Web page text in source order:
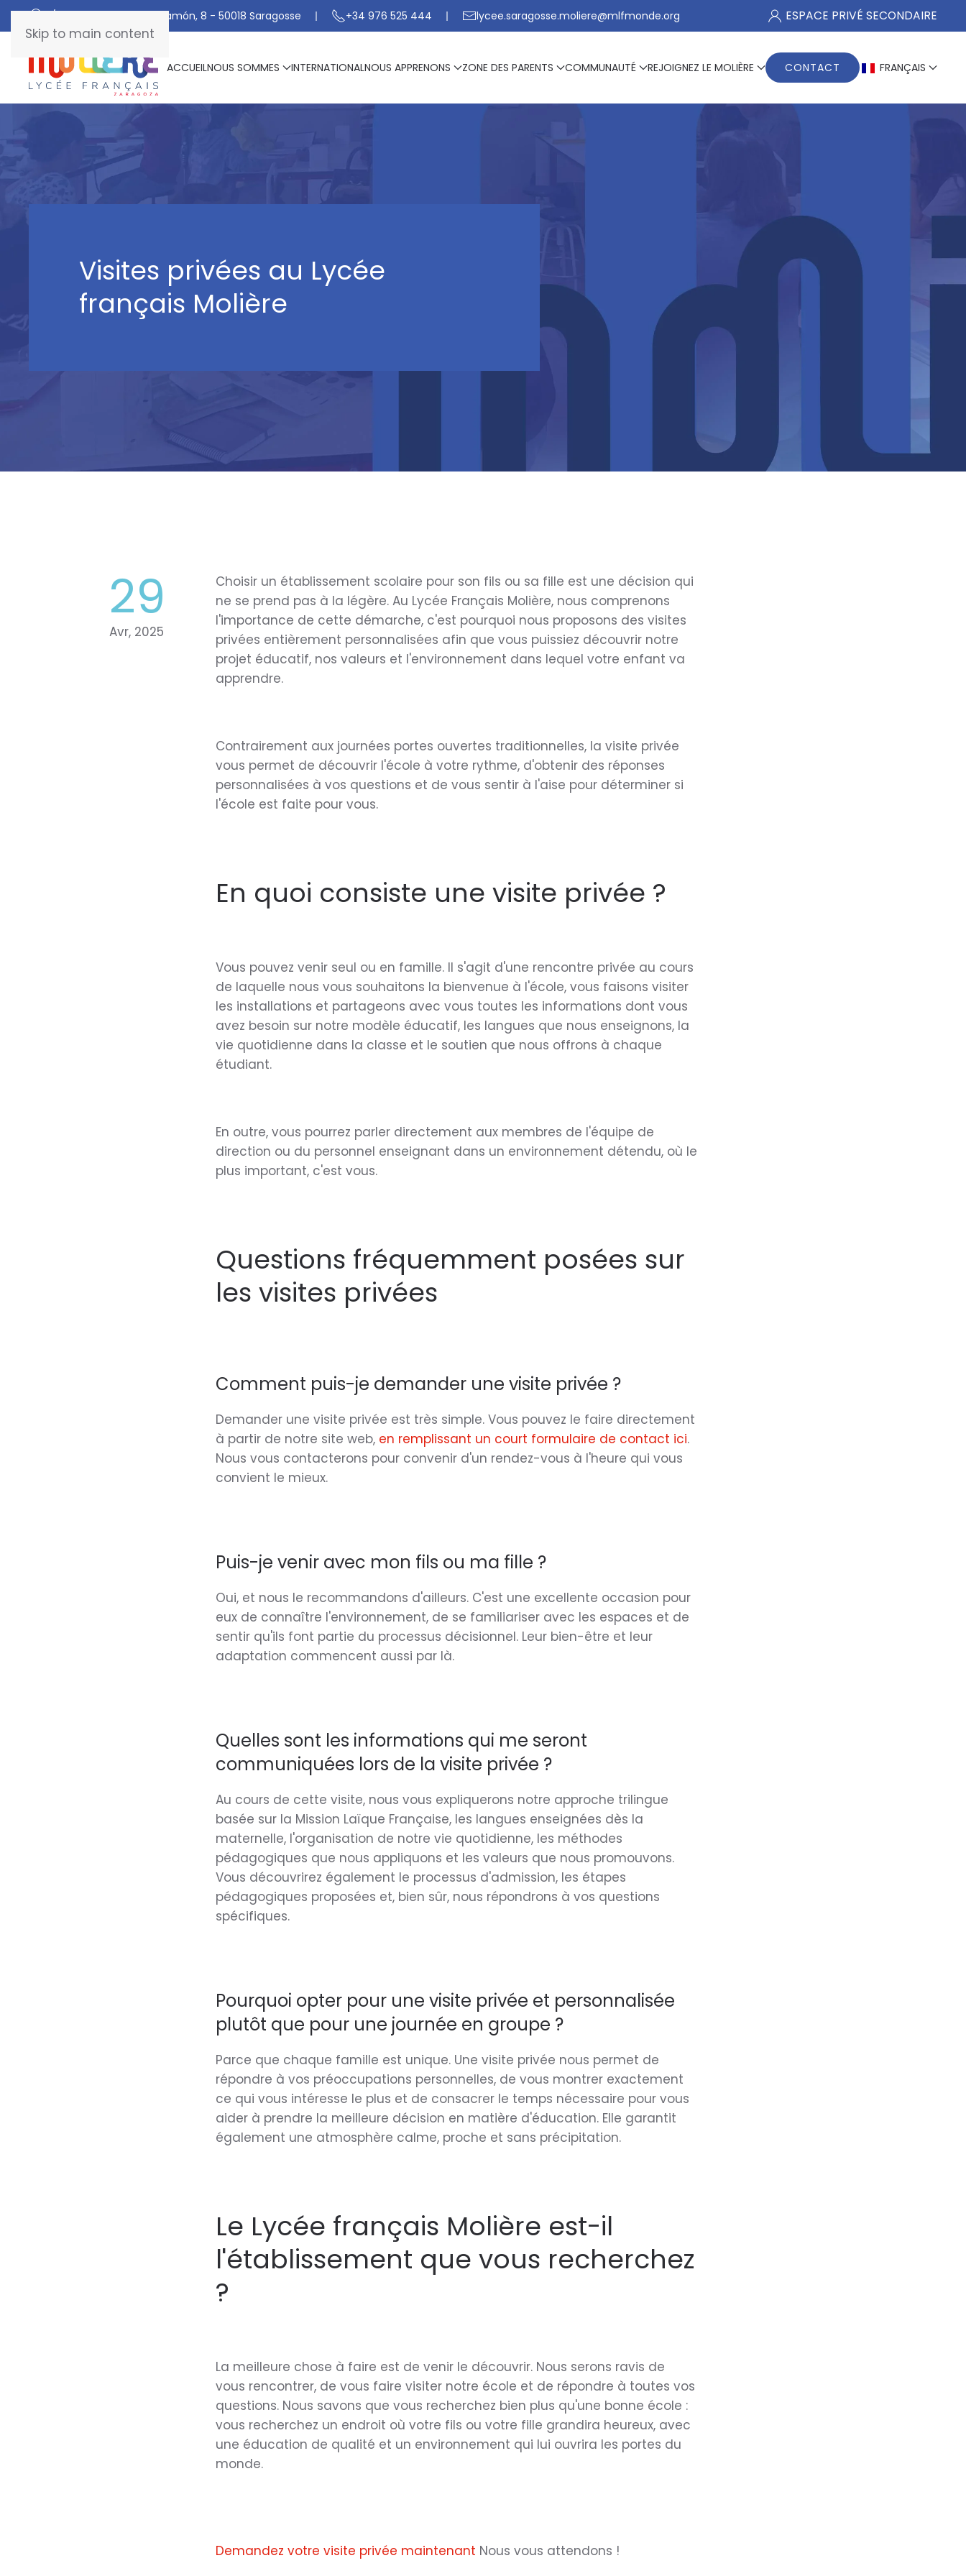
Skip to main content
C/ De Manuel Marraco Ramón, 8 - 50018 Saragosse +34 976 525 444 lycee.saragosse.moliere@mlfmonde.org ESPACE PRIVÉ SECONDAIRE
ACCUEILNOUS SOMMES INTERNATIONALNOUS APPRENONS ZONE DES PARENTS COMMUNAUTÉ REJOIGNEZ LE MOLIÈRE CONTACT FRANÇAIS
Visites privées au Lycée
français Molière
29
Avr, 2025
Choisir un établissement scolaire pour son fils ou sa fille est une décision qui
ne se prend pas à la légère. Au Lycée Français Molière, nous comprenons
l'importance de cette démarche, c'est pourquoi nous proposons des visites
privées entièrement personnalisées afin que vous puissiez découvrir notre
projet éducatif, nos valeurs et l'environnement dans lequel votre enfant va
apprendre.
Contrairement aux journées portes ouvertes traditionnelles, la visite privée
vous permet de découvrir l'école à votre rythme, d'obtenir des réponses
personnalisées à vos questions et de vous sentir à l'aise pour déterminer si
l'école est faite pour vous.
En quoi consiste une visite privée ?
Vous pouvez venir seul ou en famille. Il s'agit d'une rencontre privée au cours
de laquelle nous vous souhaitons la bienvenue à l'école, vous faisons visiter
les installations et partageons avec vous toutes les informations dont vous
avez besoin sur notre modèle éducatif, les langues que nous enseignons, la
vie quotidienne dans la classe et le soutien que nous offrons à chaque
étudiant.
En outre, vous pourrez parler directement aux membres de l'équipe de
direction ou du personnel enseignant dans un environnement détendu, où le
plus important, c'est vous.
Questions fréquemment posées sur
les visites privées
Comment puis-je demander une visite privée ?
Demander une visite privée est très simple. Vous pouvez le faire directement
à partir de notre site web, en remplissant un court formulaire de contact ici.
Nous vous contacterons pour convenir d'un rendez-vous à l'heure qui vous
convient le mieux.
Puis-je venir avec mon fils ou ma fille ?
Oui, et nous le recommandons d'ailleurs. C'est une excellente occasion pour
eux de connaître l'environnement, de se familiariser avec les espaces et de
sentir qu'ils font partie du processus décisionnel. Leur bien-être et leur
adaptation commencent aussi par là.
Quelles sont les informations qui me seront
communiquées lors de la visite privée ?
Au cours de cette visite, nous vous expliquerons notre approche trilingue
basée sur la Mission Laïque Française, les langues enseignées dès la
maternelle, l'organisation de notre vie quotidienne, les méthodes
pédagogiques que nous appliquons et les valeurs que nous promouvons.
Vous découvrirez également le processus d'admission, les étapes
pédagogiques proposées et, bien sûr, nous répondrons à vos questions
spécifiques.
Pourquoi opter pour une visite privée et personnalisée
plutôt que pour une journée en groupe ?
Parce que chaque famille est unique. Une visite privée nous permet de
répondre à vos préoccupations personnelles, de vous montrer exactement
ce qui vous intéresse le plus et de consacrer le temps nécessaire pour vous
aider à prendre la meilleure décision en matière d'éducation. Elle garantit
également une atmosphère calme, proche et sans précipitation.
Le Lycée français Molière est-il
l'établissement que vous recherchez
?
La meilleure chose à faire est de venir le découvrir. Nous serons ravis de
vous rencontrer, de vous faire visiter notre école et de répondre à toutes vos
questions. Nous savons que vous recherchez bien plus qu'une bonne école :
vous recherchez un endroit où votre fils ou votre fille grandira heureux, avec
une éducation de qualité et un environnement qui lui ouvrira les portes du
monde.
Demandez votre visite privée maintenant Nous vous attendons !